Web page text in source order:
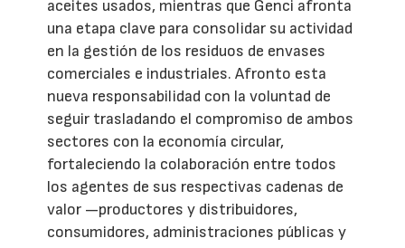
aceites usados, mientras que Genci afronta
una etapa clave para consolidar su actividad
en la gestión de los residuos de envases
comerciales e industriales. Afronto esta
nueva responsabilidad con la voluntad de
seguir trasladando el compromiso de ambos
sectores con la economía circular,
fortaleciendo la colaboración entre todos
los agentes de sus respectivas cadenas de
valor —productores y distribuidores,
consumidores, administraciones públicas y